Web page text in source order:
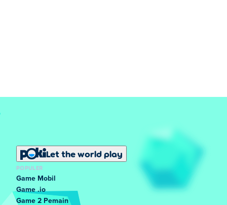
Let the world play
POPULER
Game Mobil
Game .io
Game 2 Pemain